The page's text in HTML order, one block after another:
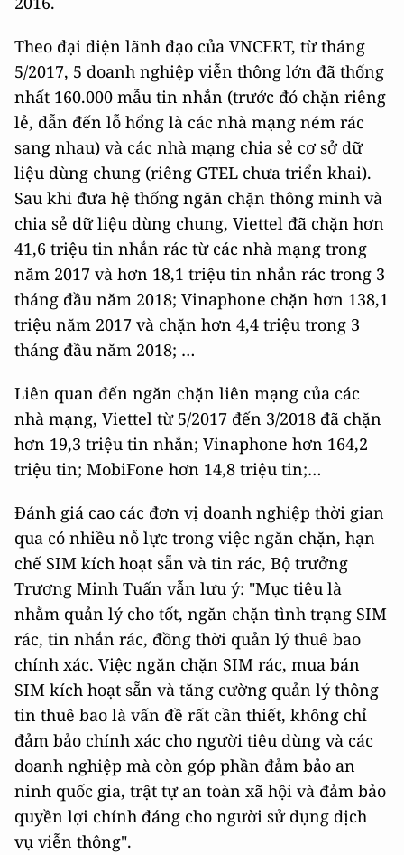
Theo đại diện lãnh đạo của VNCERT, từ tháng
5/2017, 5 doanh nghiệp viễn thông lớn đã thống
nhất 160.000 mẫu tin nhắn (trước đó chặn riêng
lẻ, dẫn đến lỗ hổng là các nhà mạng ném rác
sang nhau) và các nhà mạng chia sẻ cơ sở dữ
liệu dùng chung (riêng GTEL chưa triển khai).
Sau khi đưa hệ thống ngăn chặn thông minh và
chia sẻ dữ liệu dùng chung, Viettel đã chặn hơn
41,6 triệu tin nhắn rác từ các nhà mạng trong
năm 2017 và hơn 18,1 triệu tin nhắn rác trong 3
tháng đầu năm 2018; Vinaphone chặn hơn 138,1
triệu năm 2017 và chặn hơn 4,4 triệu trong 3
tháng đầu năm 2018; …
Liên quan đến ngăn chặn liên mạng của các
nhà mạng, Viettel từ 5/2017 đến 3/2018 đã chặn
hơn 19,3 triệu tin nhắn; Vinaphone hơn 164,2
triệu tin; MobiFone hơn 14,8 triệu tin;…
Đánh giá cao các đơn vị doanh nghiệp thời gian
qua có nhiều nỗ lực trong việc ngăn chặn, hạn
chế SIM kích hoạt sẵn và tin rác, Bộ trưởng
Trương Minh Tuấn vẫn lưu ý: "Mục tiêu là
nhằm quản lý cho tốt, ngăn chặn tình trạng SIM
rác, tin nhắn rác, đồng thời quản lý thuê bao
chính xác. Việc ngăn chặn SIM rác, mua bán
SIM kích hoạt sẵn và tăng cường quản lý thông
tin thuê bao là vấn đề rất cần thiết, không chỉ
đảm bảo chính xác cho người tiêu dùng và các
doanh nghiệp mà còn góp phần đảm bảo an
ninh quốc gia, trật tự an toàn xã hội và đảm bảo
quyền lợi chính đáng cho người sử dụng dịch
vụ viễn thông".